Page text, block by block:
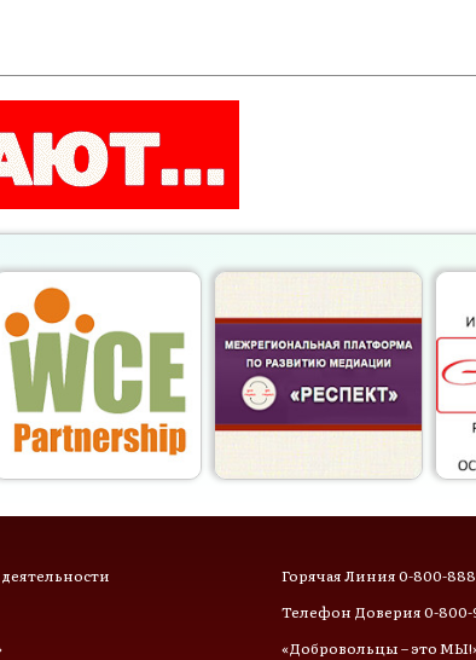
Горячая Линия 0-800-
Телефон Доверия 0-800-
«Добровольцы – это